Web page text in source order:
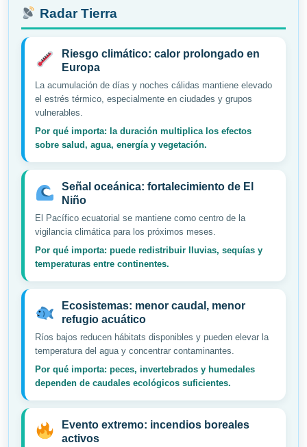
Radar Tierra
Riesgo climático: calor prolongado en
Europa
La acumulación de días y noches cálidas mantiene elevado
el estrés térmico, especialmente en ciudades y grupos
vulnerables.
Por qué importa: la duración multiplica los efectos
sobre salud, agua, energía y vegetación.
Señal oceánica: fortalecimiento de El
Niño
El Pacífico ecuatorial se mantiene como centro de la
vigilancia climática para los próximos meses.
Por qué importa: puede redistribuir lluvias, sequías y
temperaturas entre continentes.
Ecosistemas: menor caudal, menor
refugio acuático
Ríos bajos reducen hábitats disponibles y pueden elevar la
temperatura del agua y concentrar contaminantes.
Por qué importa: peces, invertebrados y humedales
dependen de caudales ecológicos suficientes.
Evento extremo: incendios boreales
activos